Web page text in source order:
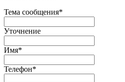
Тема сообщения*
Уточнение
Имя*
Телефон*